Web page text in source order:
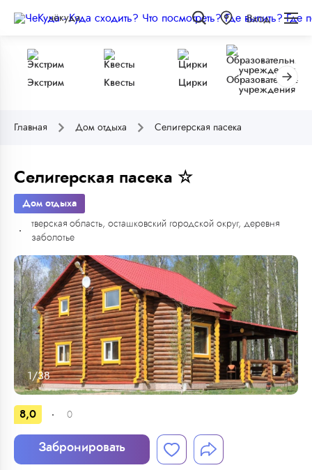
чёкуда Вход
Экстрим Квесты Цирки
Образовательные
учреждения
Главная Дом отдыха Селигерская пасека
Селигерская пасека ☆
Дом отдыха
тверская область, осташковский городской округ, деревня
заболотье
1/38
8,0 0
Забронировать